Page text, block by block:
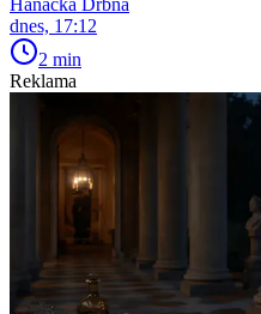
Hanácká Drbna
dnes, 17:12
2 min
Reklama